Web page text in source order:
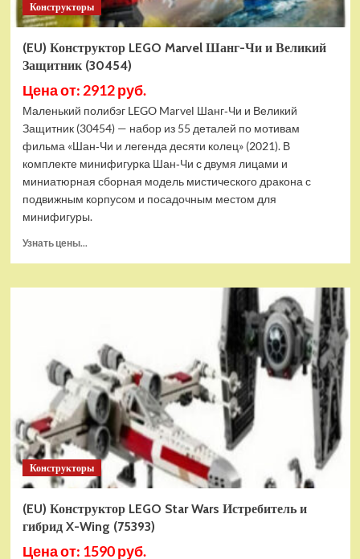
Конструкторы
(EU) Конструктор LEGO Marvel Шанг-Чи и Великий
Защитник (30454)
Цена от: 2912 руб.
Маленький полибэг LEGO Marvel Шанг‑Чи и Великий
Защитник (30454) — набор из 55 деталей по мотивам
фильма «Шан‑Чи и легенда десяти колец» (2021). В
комплекте минифигурка Шан‑Чи с двумя лицами и
миниатюрная сборная модель мистического дракона с
подвижным корпусом и посадочным местом для
минифигуры.
Узнать цены...
(EU)
Шанг-
Чи
и
Великий
Защитник
(30454)
Конструкторы
(EU) Конструктор LEGO Star Wars Истребитель и
гибрид X-Wing (75393)
Цена от: 1590 руб.